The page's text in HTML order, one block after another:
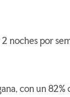
noches por
con un